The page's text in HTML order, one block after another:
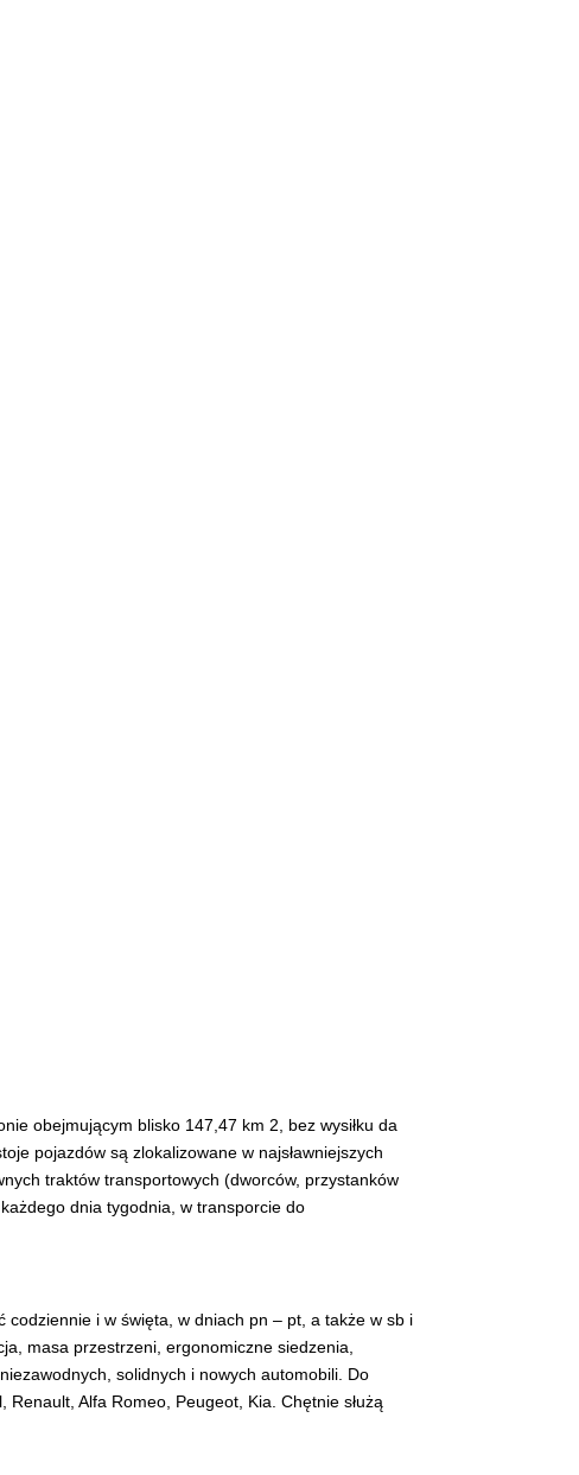
obejmującym blisko 147,47 km 2, bez wysiłku da
pojazdów są zlokalizowane w najsławniejszych
traktów transportowych (dworców, przystanków
dnia tygodnia, w transporcie do
codziennie i w święta, w dniach pn – pt, a także w sb i
masa przestrzeni, ergonomiczne siedzenia,
solidnych i nowych automobili. Do
Alfa Romeo, Peugeot, Kia. Chętnie służą